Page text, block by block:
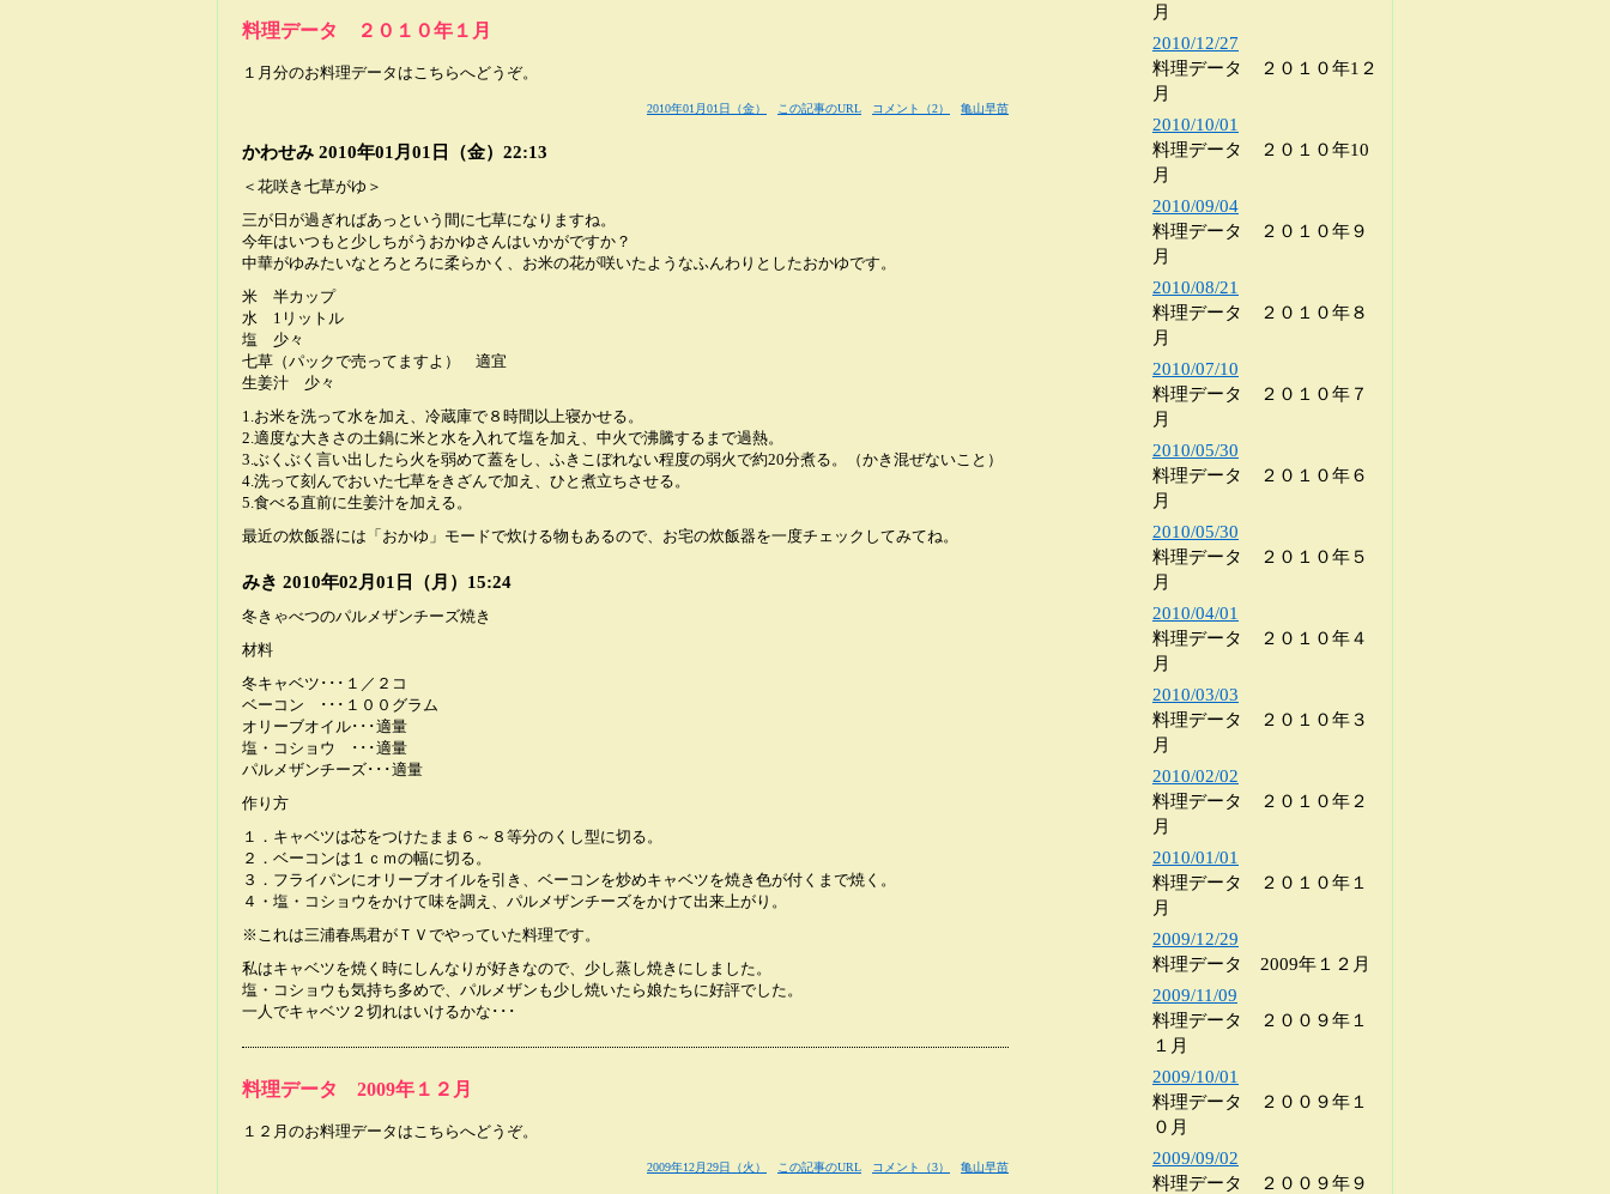
月
2010/12/27
料理データ ２０１０年1２
月
2010/10/01
料理データ ２０１０年10
月
2010/09/04
料理データ ２０１０年９
月
2010/08/21
料理データ ２０１０年８
月
2010/07/10
料理データ ２０１０年７
月
2010/05/30
料理データ ２０１０年６
月
2010/05/30
料理データ ２０１０年５
月
2010/04/01
料理データ ２０１０年４
月
2010/03/03
料理データ ２０１０年３
月
2010/02/02
料理データ ２０１０年２
月
2010/01/01
料理データ ２０１０年１
月
2009/12/29
料理データ 2009年１２月
2009/11/09
料理データ ２００９年１
１月
2009/10/01
料理データ ２００９年１
０月
2009/09/02
料理データ ２００９年９
料理データ ２０１０年１月
１月分のお料理データはこちらへどうぞ。
2010年01月01日（金） この記事のURL コメント（2） 亀山早苗
かわせみ 2010年01月01日（金）22:13
＜花咲き七草がゆ＞
三が日が過ぎればあっという間に七草になりますね。
今年はいつもと少しちがうおかゆさんはいかがですか？
中華がゆみたいなとろとろに柔らかく、お米の花が咲いたようなふんわりとしたおかゆです。
米 半カップ
水 1リットル
塩 少々
七草（パックで売ってますよ） 適宜
生姜汁 少々
1.お米を洗って水を加え、冷蔵庫で８時間以上寝かせる。
2.適度な大きさの土鍋に米と水を入れて塩を加え、中火で沸騰するまで過熱。
3.ぶくぶく言い出したら火を弱めて蓋をし、ふきこぼれない程度の弱火で約20分煮る。（かき混ぜないこと）
4.洗って刻んでおいた七草をきざんで加え、ひと煮立ちさせる。
5.食べる直前に生姜汁を加える。
最近の炊飯器には「おかゆ」モードで炊ける物もあるので、お宅の炊飯器を一度チェックしてみてね。
みき 2010年02月01日（月）15:24
冬きゃべつのパルメザンチーズ焼き
材料
冬キャベツ･･･１／２コ
ベーコン ･･･１００グラム
オリーブオイル･･･適量
塩・コショウ ･･･適量
パルメザンチーズ･･･適量
作り方
１．キャベツは芯をつけたまま６～８等分のくし型に切る。
２．ベーコンは１ｃｍの幅に切る。
３．フライパンにオリーブオイルを引き、ベーコンを炒めキャベツを焼き色が付くまで焼く。
４・塩・コショウをかけて味を調え、パルメザンチーズをかけて出来上がり。
※これは三浦春馬君がＴＶでやっていた料理です。
私はキャベツを焼く時にしんなりが好きなので、少し蒸し焼きにしました。
塩・コショウも気持ち多めで、パルメザンも少し焼いたら娘たちに好評でした。
一人でキャベツ２切れはいけるかな･･･
料理データ 2009年１２月
１２月のお料理データはこちらへどうぞ。
2009年12月29日（火） この記事のURL コメント（3） 亀山早苗